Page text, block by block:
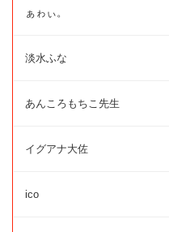
ぁゎぃ。
淡水ふな
あんころもちこ先生
イグアナ大佐
ico